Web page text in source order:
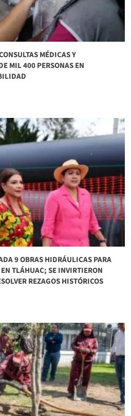
MÉDICAS Y
MIL 400 PERSONAS EN
9 OBRAS HIDRÁULICAS PARA
TLÁHUAC; SE INVIRTIERON
REZAGOS HISTÓRICOS